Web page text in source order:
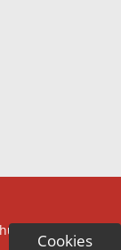
Cookies